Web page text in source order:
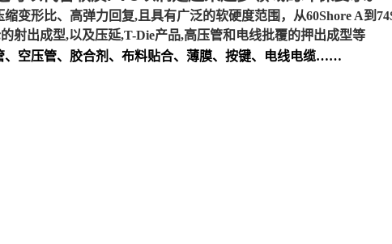
变形比、高弹力回复,且具有广泛的软硬度范围，从60Shore A到
射出成型,以及压延,T-Die产品,高压管和电线批覆的押出成型等
、空压管、胶合剂、布料贴合、薄膜、按键、电线电缆……